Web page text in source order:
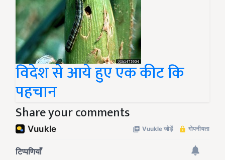
विदेश से आये हुए एक कीट कि
पहचान
Share your comments